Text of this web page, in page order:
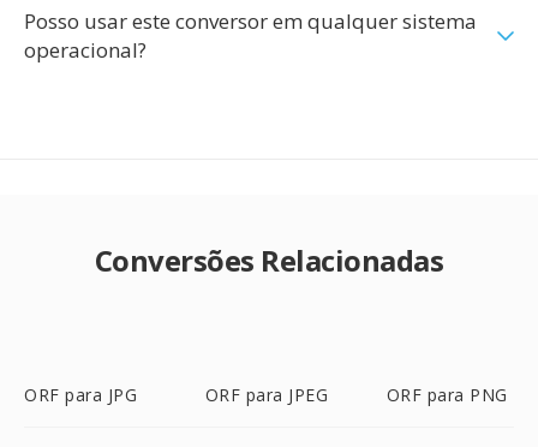
Posso usar este conversor em qualquer sistema
operacional?
Conversões Relacionadas
ORF para JPG ORF para JPEG ORF para PNG